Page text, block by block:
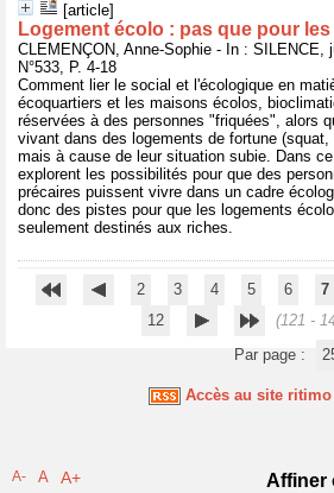
[article]
Logement écolo : pas que pour
CLEMENÇON, Anne-Sophie - In : SILENCE,
N°533, P. 4-18
Comment lier le social et l'écologique en
écoquartiers et les maisons écolos,
réservées à des personnes "friquées", alors
vivant dans des logements de fortune
mais à cause de leur situation subie. Dans
explorent les possibilités pour que des
précaires puissent vivre dans un cadre
donc des pistes pour que les logements
seulement destinés aux riches.
2 3 4 5 6 7
12
(121 -
Par page :
Accès au site ritimo
A- A A+ Affiner